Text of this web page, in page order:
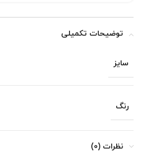
توضیحات تکمیلی
سایز
رنگ
نظرات (0)